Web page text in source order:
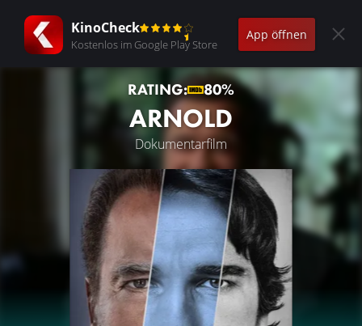
KinoCheck
Kostenlos im Google Play Store
App öffnen
RATING: 80%
ARNOLD
Dokumentarfilm